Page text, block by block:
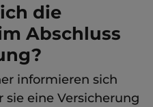
die
Abschluss
informieren sich
sie eine Versicherung